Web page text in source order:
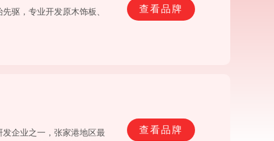
驱，专业开发原木饰板、
查看品牌
企业之一，张家港地区最
查看品牌